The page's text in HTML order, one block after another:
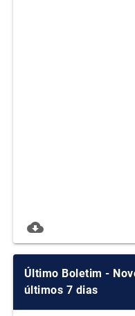
Último Boletim -
últimos 7 dias